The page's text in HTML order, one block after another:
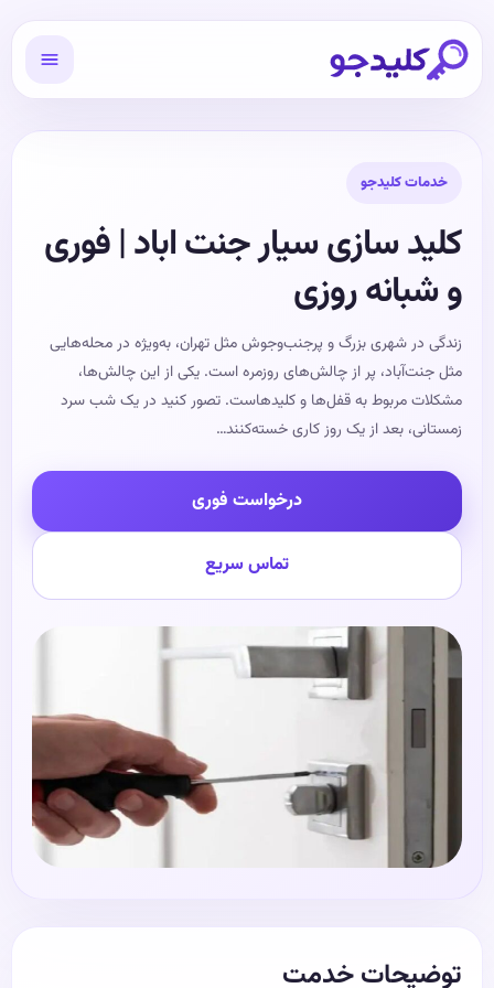
خدمات کلیدجو
کلید سازی سیار جنت اباد | فوری
و شبانه روزی
زندگی در شهری بزرگ و پرجنب‌وجوش مثل تهران، به‌ویژه در محله‌هایی
مثل جنت‌آباد، پر از چالش‌های روزمره است. یکی از این چالش‌ها،
مشکلات مربوط به قفل‌ها و کلیدهاست. تصور کنید در یک شب سرد
زمستانی، بعد از یک روز کاری خسته‌کنند…
درخواست فوری
تماس سریع
توضیحات خدمت